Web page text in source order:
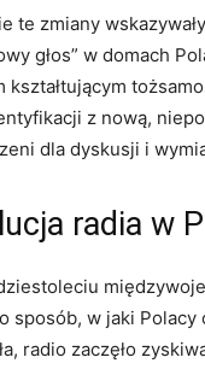
te zmiany
głos” w domach
kształtującym
z nową,
dla dyskusji i
radia w
sposób, w jaki
radio zaczęło